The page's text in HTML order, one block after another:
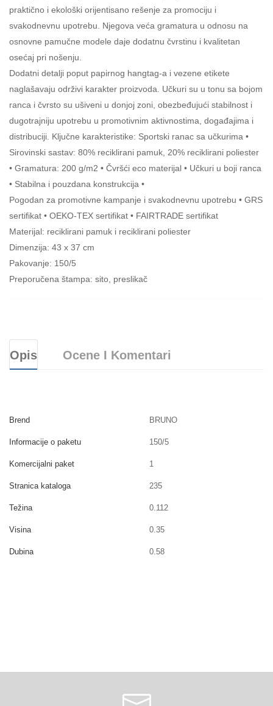
praktično i ekološki orijentisano rešenje za promociju i
svakodnevnu upotrebu. Njegova veća gramatura u odnosu na
osnovne pamučne modele daje dodatnu čvrstinu i kvalitetan
osećaj pri nošenju.
Dodatni detalji poput papirnog hangtag-a i vezene etikete
naglašavaju održivi karakter proizvoda. Učkuri su u tonu sa bojom
ranca i čvrsto su ušiveni u donjoj zoni, obezbeđujući stabilnost i
dugotrajniju upotrebu u promotivnim aktivnostima, događajima i
distribuciji. Ključne karakteristike: Sportski ranac sa učkurima •
Sirovinski sastav: 80% reciklirani pamuk, 20% reciklirani poliester
• Gramatura: 200 g/m2 • Čvršći eco materijal • Učkuri u boji ranca
• Stabilna i pouzdana konstrukcija •
Pogodan za promotivne kampanje i svakodnevnu upotrebu • GRS
sertifikat • OEKO-TEX sertifikat • FAIRTRADE sertifikat
Materijal: reciklirani pamuk i reciklirani poliester
Dimenzija: 43 x 37 cm
Pakovanje: 150/5
Preporučena štampa: sito, preslikač
Opis Ocene I Komentari
Brend BRUNO
Informacije o paketu 150/5
Komercijalni paket 1
Stranica kataloga 235
Težina 0.112
Visina 0.35
Dubina 0.58